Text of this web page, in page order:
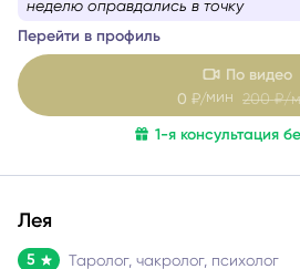
консультациях люди раскрываются
поддержку. Как психолог я помогаю
формулировкой вопроса, а как
на ваш запрос. В этом мне
эмоционально-образной терапии и
неделю оправдались в точку
Перейти в профиль
По видео
0 ₽/мин200 ₽/
Лея